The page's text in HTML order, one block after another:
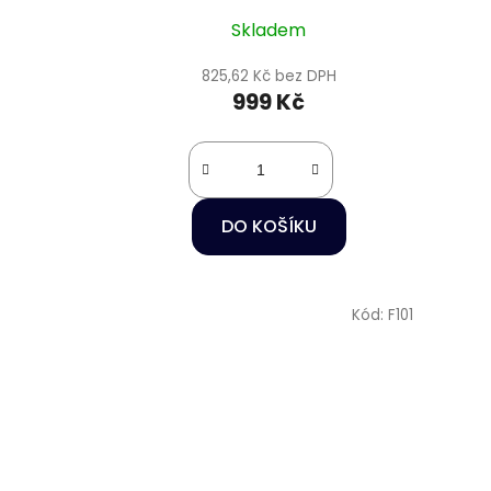
Skladem
825,62 Kč bez DPH
999 Kč
DO KOŠÍKU
Kód: F101